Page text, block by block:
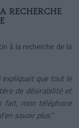
RECHERCHE
à la recherche de la
expliquait que tout le
de désirabilité et
fait, mon téléphone
savoir plus.”